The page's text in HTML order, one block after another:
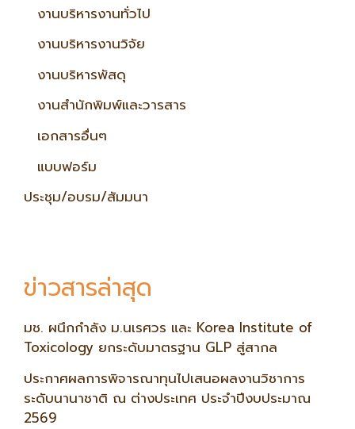
งานบริหารงานทั่วไป
งานบริหารงานวิจัย
งานบริหารพัสดุ
งานสำนักพิมพ์และวารสาร
เอกสารอื่นๆ
แบบฟอร์ม
ประชุม/อบรม/สัมมนา
ข่าวสารล่าสุด
มช. ผนึกกำลัง ม.นเรศวร และ Korea Institute of
Toxicology ยกระดับมาตรฐาน GLP สู่สากล
ประกาศผลการพิจารณาทุนไปเสนอผลงานวิชาการ
ระดับนานาชาติ ณ ต่างประเทศ ประจำปีงบประมาณ
2569